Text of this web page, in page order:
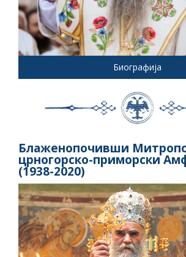
Биографија
Блаженопочивши
црногорско-приморски
(1938-2020)